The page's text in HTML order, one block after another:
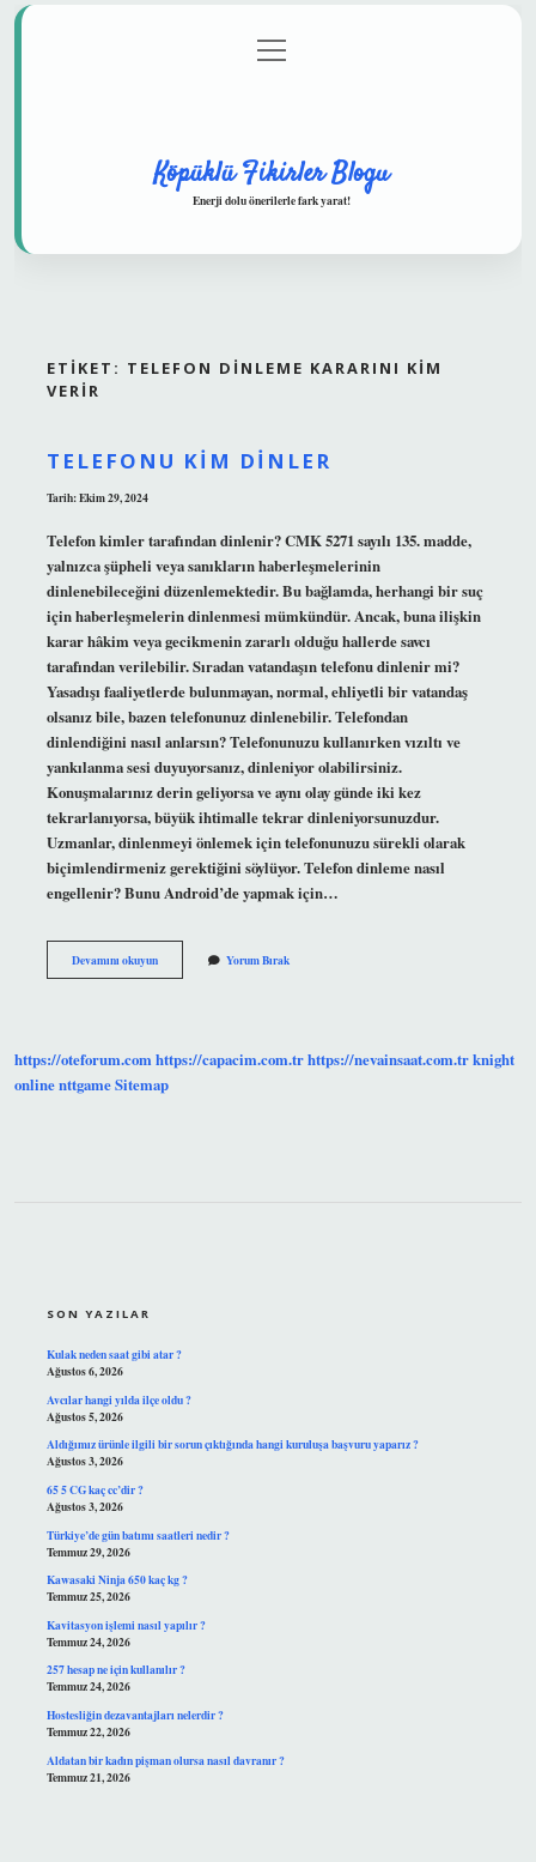
Gizlilik Politikası
menüyü
aç
Köpüklü Fikirler Blogu
Enerji dolu önerilerle fark yarat!
ETIKET: TELEFON DINLEME KARARINI KIM
VERIR
TELEFONU KIM DINLER
Tarih: Ekim 29, 2024
Telefon kimler tarafından dinlenir? CMK 5271 sayılı 135. madde,
yalnızca şüpheli veya sanıkların haberleşmelerinin
dinlenebileceğini düzenlemektedir. Bu bağlamda, herhangi bir suç
için haberleşmelerin dinlenmesi mümkündür. Ancak, buna ilişkin
karar hâkim veya gecikmenin zararlı olduğu hallerde savcı
tarafından verilebilir. Sıradan vatandaşın telefonu dinlenir mi?
Yasadışı faaliyetlerde bulunmayan, normal, ehliyetli bir vatandaş
olsanız bile, bazen telefonunuz dinlenebilir. Telefondan
dinlendiğini nasıl anlarsın? Telefonunuzu kullanırken vızıltı ve
yankılanma sesi duyuyorsanız, dinleniyor olabilirsiniz.
Konuşmalarınız derin geliyorsa ve aynı olay günde iki kez
tekrarlanıyorsa, büyük ihtimalle tekrar dinleniyorsunuzdur.
Uzmanlar, dinlenmeyi önlemek için telefonunuzu sürekli olarak
biçimlendirmeniz gerektiğini söylüyor. Telefon dinleme nasıl
engellenir? Bunu Android’de yapmak için…
Devamını okuyunTelefonu
Kim
Yorum Bırak
https://oteforum.comhttps://capacim.com.trhttps://nevainsaat.com.trknight
onlinenttgameSitemap
SON YAZILAR
Kulak neden saat gibi atar ?
Ağustos 6, 2026
Avcılar hangi yılda ilçe oldu ?
Ağustos 5, 2026
Aldığımız ürünle ilgili bir sorun çıktığında hangi kuruluşa başvuru yaparız ?
Ağustos 3, 2026
65 5 CG kaç cc’dir ?
Ağustos 3, 2026
Türkiye’de gün batımı saatleri nedir ?
Temmuz 29, 2026
Kawasaki Ninja 650 kaç kg ?
Temmuz 25, 2026
Kavitasyon işlemi nasıl yapılır ?
Temmuz 24, 2026
257 hesap ne için kullanılır ?
Temmuz 24, 2026
Hostesliğin dezavantajları nelerdir ?
Temmuz 22, 2026
Aldatan bir kadın pişman olursa nasıl davranır ?
Temmuz 21, 2026